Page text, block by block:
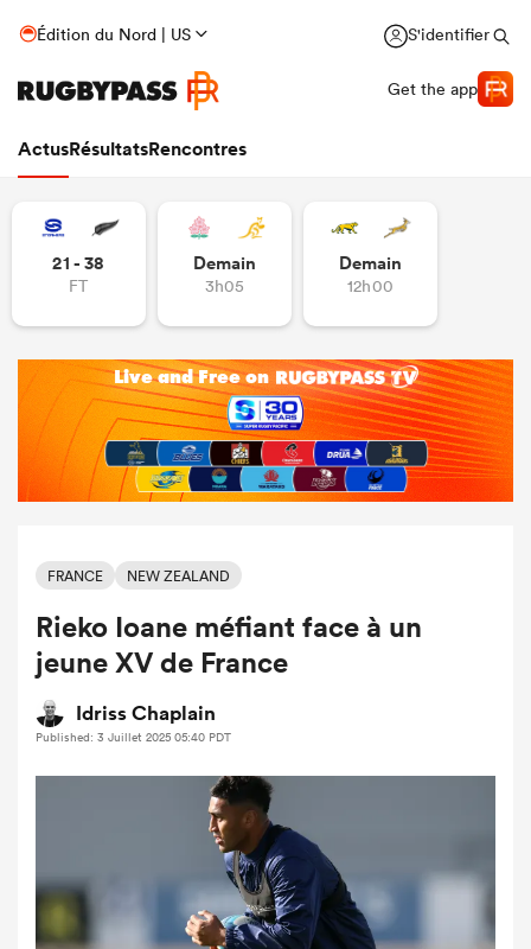
Édition du Nord | US S'identifier
Get the app
ActusRésultatsRencontres
21 - 38
FT
Demain
3h05
Demain
12h00
FRANCE NEW ZEALAND
Rieko Ioane méfiant face à un
jeune XV de France
Idriss Chaplain
Published: 3 Juillet 2025 05:40 PDT